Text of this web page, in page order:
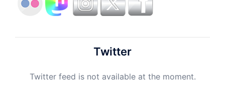
Twitter
Twitter feed is not available at the moment.